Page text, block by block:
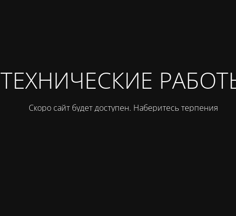
ТЕХНИЧЕСКИЕ
Скоро сайт будет доступен. Наберитесь терпения